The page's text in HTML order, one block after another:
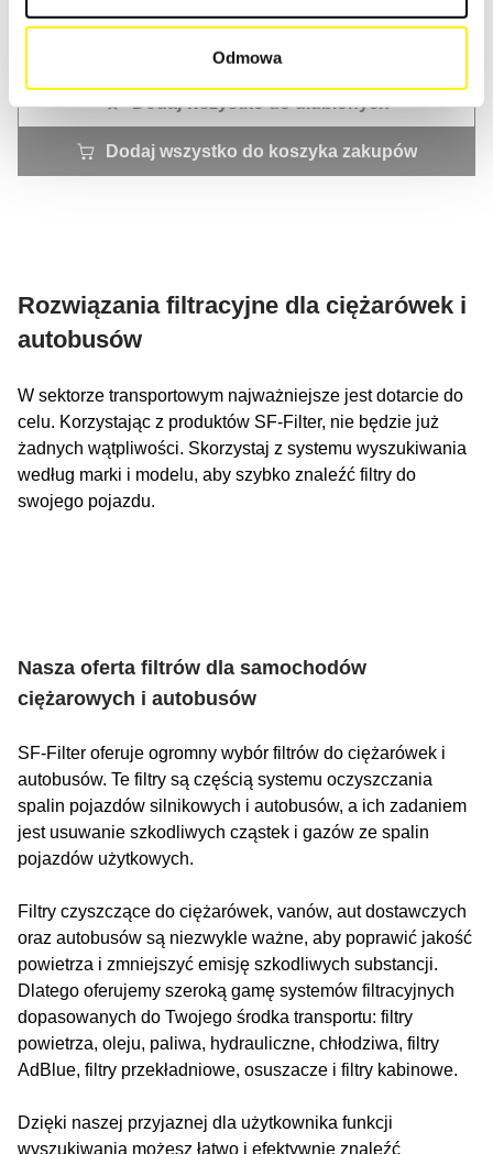
Odmowa
Dodaj wszystko do ulubionych
Dodaj wszystko do koszyka zakupów
Rozwiązania filtracyjne dla ciężarówek i
autobusów
W sektorze transportowym najważniejsze jest dotarcie do
celu. Korzystając z produktów SF-Filter, nie będzie już
żadnych wątpliwości. Skorzystaj z systemu wyszukiwania
według marki i modelu, aby szybko znaleźć filtry do
swojego pojazdu.
Nasza oferta filtrów dla samochodów
ciężarowych i autobusów
SF-Filter oferuje ogromny wybór filtrów do ciężarówek i
autobusów. Te filtry są częścią systemu oczyszczania
spalin pojazdów silnikowych i autobusów, a ich zadaniem
jest usuwanie szkodliwych cząstek i gazów ze spalin
pojazdów użytkowych.
Filtry czyszczące do ciężarówek, vanów, aut dostawczych
oraz autobusów są niezwykle ważne, aby poprawić jakość
powietrza i zmniejszyć emisję szkodliwych substancji.
Dlatego oferujemy szeroką gamę systemów filtracyjnych
dopasowanych do Twojego środka transportu: filtry
powietrza, oleju, paliwa, hydrauliczne, chłodziwa, filtry
AdBlue, filtry przekładniowe, osuszacze i filtry kabinowe.
Dzięki naszej przyjaznej dla użytkownika funkcji
wyszukiwania możesz łatwo i efektywnie znaleźć